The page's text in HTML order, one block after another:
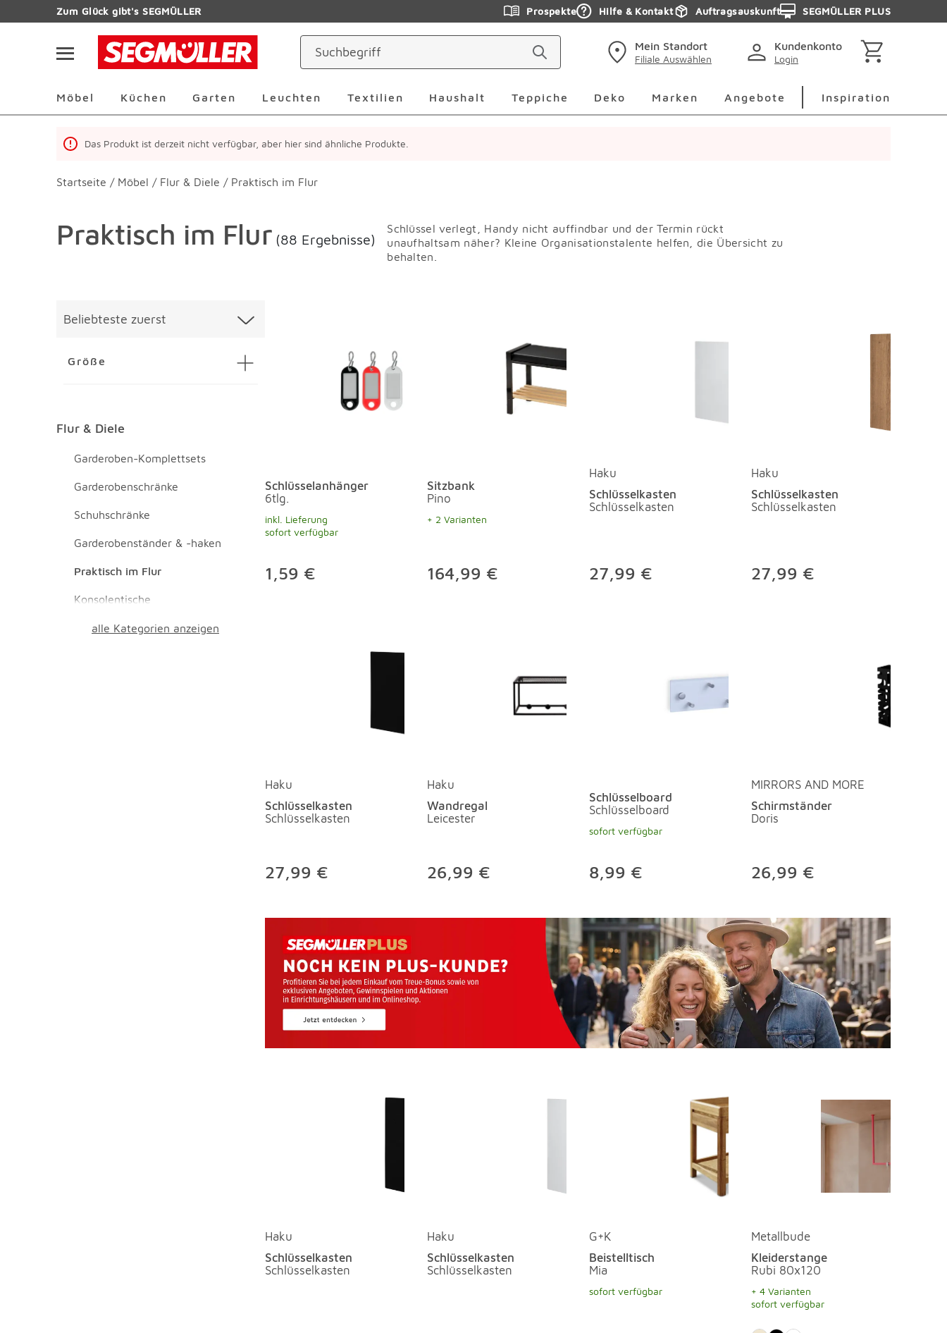
Zum HauptinhaltZum Glück gibt's SEGMÜLLER Prospekte Hilfe & Kontakt Auftragsauskunft SEGMÜLLER PLUS
Mein Standort
Filiale Auswählen
Kundenkonto
Login
Möbel Küchen Garten Leuchten Textilien Haushalt Teppiche Deko Marken
Marken Überspringen
Angebote Inspiration
Das Produkt ist derzeit nicht verfügbar, aber hier sind ähnliche Produkte.
Startseite / Möbel / Flur & Diele / Praktisch im Flur
Praktisch im Flur (88 Ergebnisse)
Schlüssel verlegt, Handy nicht auffindbar und der Termin rückt
unaufhaltsam näher? Kleine Organisationstalente helfen, die Übersicht zu
behalten.
Beliebteste zuerst
Größe
Flur & Diele Überspringen
Flur & Diele
Garderoben-Komplettsets
Garderobenschränke
Schuhschränke
Garderobenständer & -haken
Praktisch im Flur
Konsolentische
alle Kategorien anzeigen
Schlüsselanhänger
6tlg.
inkl. Lieferung
sofort verfügbar
1,59 €
Sitzbank
Pino
+ 2 Varianten
164,99 €
Haku
Schlüsselkasten
Schlüsselkasten
27,99 €
Haku
Schlüsselkasten
Schlüsselkasten
27,99 €
Haku
Schlüsselkasten
Schlüsselkasten
27,99 €
Haku
Wandregal
Leicester
26,99 €
Schlüsselboard
Schlüsselboard
sofort verfügbar
8,99 €
MIRRORS AND MORE
Schirmständer
Doris
26,99 €
Haku
Schlüsselkasten
Schlüsselkasten
Haku
Schlüsselkasten
Schlüsselkasten
G+K
Beistelltisch
Mia
sofort verfügbar
Metallbude
Kleiderstange
Rubi 80x120
+ 4 Varianten
sofort verfügbar